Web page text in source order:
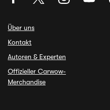
Über uns
Kontakt
Autoren & Experten
Offizieller Carwow-
Merchandise